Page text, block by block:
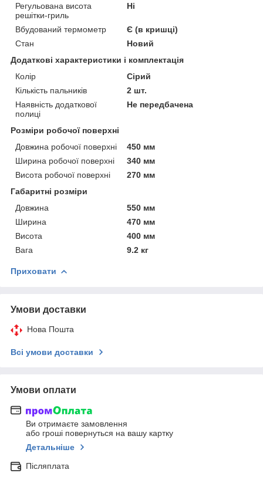
Регульована висота
решітки-гриль
Ні
Вбудований термометр
Є (в кришці)
Стан
Новий
Додаткові характеристики і комплектація
Колір
Сірий
Кількість пальників
2 шт.
Наявність додаткової
полиці
Не передбачена
Розміри робочої поверхні
Довжина робочої поверхні
450 мм
Ширина робочої поверхні
340 мм
Висота робочої поверхні
270 мм
Габаритні розміри
Довжина
550 мм
Ширина
470 мм
Висота
400 мм
Вага
9.2 кг
Приховати
Умови доставки
Нова Пошта
Всі умови доставки
Умови оплати
Ви отримаєте замовлення
або гроші повернуться на вашу картку
Детальніше
Післяплата